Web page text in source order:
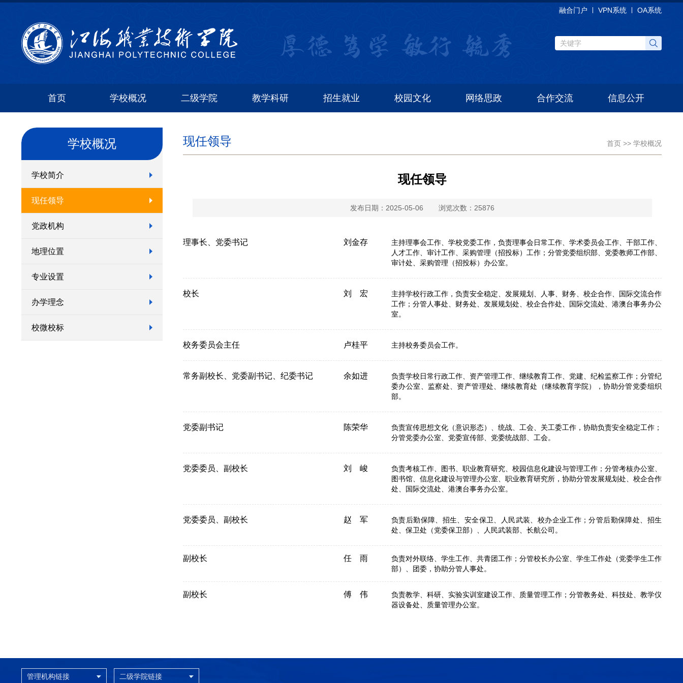
厚德 笃学 敏行 毓秀
融合门户 VPN系统 OA系统
首页 学校概况 二级学院 教学科研 招生就业 校园文化 网络思政 合作交流 信息公开
学校概况
学校简介
现任领导
党政机构
地理位置
专业设置
办学理念
校微校标
首页 >> 学校概况
现任领导
现任领导
发布日期：2025-05-06 浏览次数：25876
理事长、党委书记 刘金存
主持理事会工作、学校党委工作，负责理事会日常工作、学术委员会工作、干部工作、
人才工作、审计工作、采购管理（招投标）工作；分管党委组织部、党委教师工作部、
审计处、采购管理（招投标）办公室。
校长 刘 宏
主持学校行政工作，负责安全稳定、发展规划、人事、财务、校企合作、国际交流合作
工作；分管人事处、财务处、发展规划处、校企合作处、国际交流处、港澳台事务办公
室。
校务委员会主任 卢桂平 主持校务委员会工作。
常务副校长、党委副书记、纪委书记 余如进
负责学校日常行政工作、资产管理工作、继续教育工作、党建、纪检监察工作；分管纪
委办公室、监察处、资产管理处、继续教育处（继续教育学院），协助分管党委组织
部。
党委副书记 陈荣华
负责宣传思想文化（意识形态）、统战、工会、关工委工作，协助负责安全稳定工作；
分管党委办公室、党委宣传部、党委统战部、工会。
党委委员、副校长 刘 峻
负责考核工作、图书、职业教育研究、校园信息化建设与管理工作；分管考核办公室、
图书馆、信息化建设与管理办公室、职业教育研究所，协助分管发展规划处、校企合作
处、国际交流处、港澳台事务办公室。
党委委员、副校长 赵 军
负责后勤保障、招生、安全保卫、人民武装、校办企业工作；分管后勤保障处、招生
处、保卫处（党委保卫部）、人民武装部、长航公司。
副校长 任 雨
负责对外联络、学生工作、共青团工作；分管校长办公室、学生工作处（党委学生工作
部）、团委，协助分管人事处。
副校长 傅 伟
负责教学、科研、实验实训室建设工作、质量管理工作；分管教务处、科技处、教学仪
器设备处、质量管理办公室。
管理机构链接 二级学院链接